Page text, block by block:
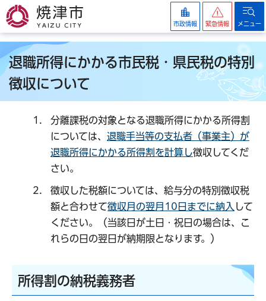
焼津市
市政情報 緊急情報 メニュー
退職所得にかかる市民税・県民税の特別
徴収について
分離課税の対象となる退職所得にかかる所得割
については、 退職手当等の支払者（事業主）が
退職所得にかかる所得割を計算し徴収してくだ
さい。
徴収した税額については、給与分の特別徴収税
額と合わせて徴収月の翌月10日までに納入 して
ください。（当該日が土日・祝日の場合は、こ
れらの日の翌日が納期限となります。）
所得割の納税義務者